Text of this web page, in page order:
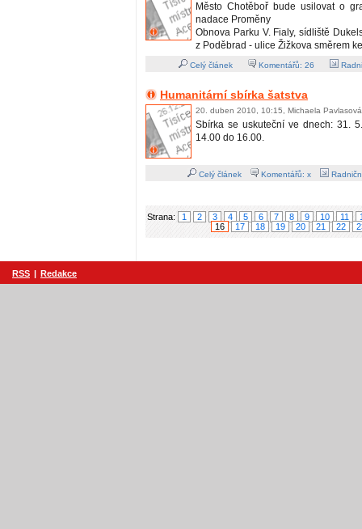
Město Chotěboř bude usilovat o
nadace Proměny
Obnova Parku V. Fialy, sídliště
z Poděbrad - ulice Žižkova směrem
Celý článek Komentářů: 26
Humanitární sbírka šatstva
20. duben 2010, 10:15, Michaela Pavlasová
Sbírka se uskuteční ve dnech: 31.
14.00 do 16.00.
Celý článek Komentářů: x
Strana: 1 2 3 4 5 6 7 8 9 10 11
16
17 18 19 20 21 22
RSS | Redakce